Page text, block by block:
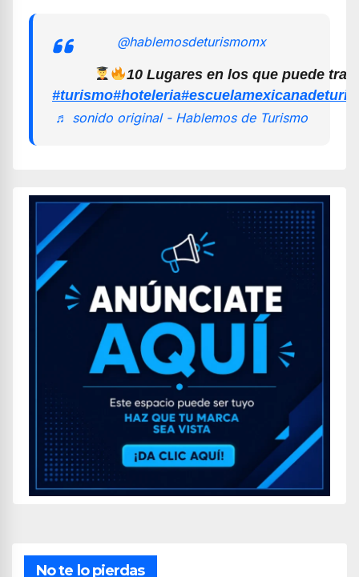
@hablemosdeturismomx
10 Lugares en los que puede
#turismo#hoteleria
♬ sonido original - Hablemos de Turismo
No te lo pierdas